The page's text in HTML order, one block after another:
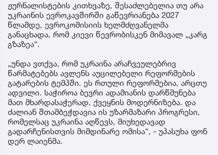
ჟურნალისტების კითხვაზე, შესაძლებელია თუ არა
უკრაინის ევროკავშირში გაწევრიანება 2027
წლამდე, ევროკომისიის ხელმძღვანელმა
განაცხადა, რომ კიევი წევრობისკენ მიმავალ „კარგ
გზაზეა“.
„უნდა ვთქვა, რომ უკრაინა არაჩვეულებრივ
წარმატებებს ავლენს აუცილებელი რეფორმების
გატარების ტემპში. ეს რთული რეფორმებია, არცთუ
ადვილი. საჭიროა ბევრი ადამიანის დარწმუნება
მათ მხარდასაჭერად, ქვეყნის მოდერნიზება. და
ძალიან შთამბეჭდავია ის უზარმაზარი პროგრესი,
რომელსაც უკრაინა აღწევს, მიუხედავად
გადარჩენისთვის მიმდინარე ომისა“, - უპასუხა ფონ
დერ ლაიენმა.